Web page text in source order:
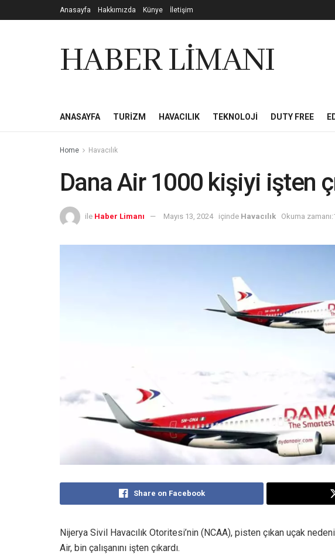
Anasayfa Hakkımızda Künye İletişim
HABER LİMANI
ANASAYFA TURIZM HAVACILIK TEKNOLOJI DUTY FREE
Home Havacılık
Dana Air 1000 kişiyi işten
ile Haber Limanı Mayıs 13, 2024 içinde Havacılık Okuma
Share on Facebook
Nijerya Sivil Havacılık Otoritesi’nin (NCAA), pisten çıkan uçak
Air, bin çalışanını işten çıkardı.